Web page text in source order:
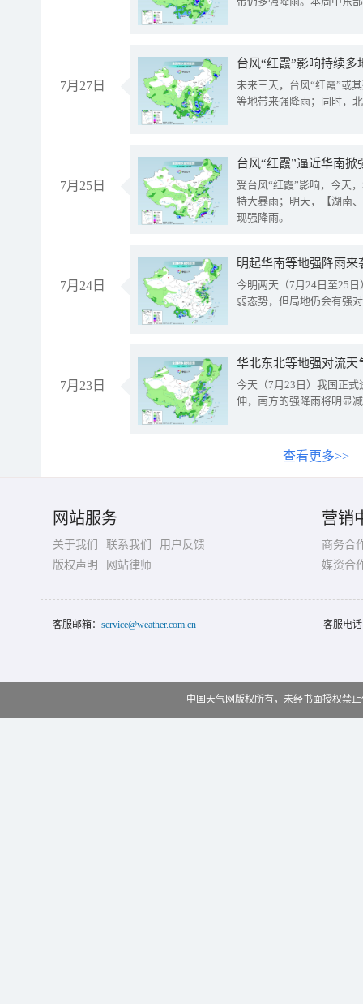
7月27日
台风“红霞”影响持续
未来三天，台风“红霞”或
等地带来强降雨；同时，
7月25日
台风“红霞”逼近华南
受台风“红霞”影响，今天
特大暴雨；明天，【湖南
现强降雨。
7月24日
明起华南等地强降雨
今明两天（7月24日至25
弱态势，但局地仍会有强
7月23日
华北东北等地强对流天
今天（7月23日）我国正
伸，南方的强降雨将明显
查看更多>>
网站服务
关于我们 联系我们
用户反馈
版权声明
网站律师
营销
商务合
媒资合
客服邮箱： service@weather.com.cn 客服电
中国天气网版权所有，未经书面授权